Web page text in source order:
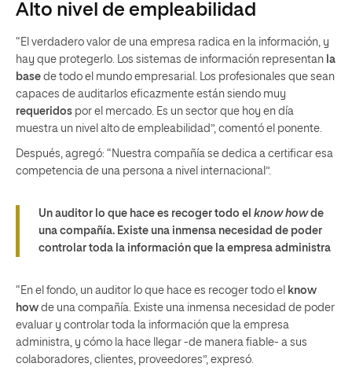
Alto nivel de empleabilidad
“El verdadero valor de una empresa radica en la información, y
hay que protegerlo. Los sistemas de información representan la
base de todo el mundo empresarial. Los profesionales que sean
capaces de auditarlos eficazmente están siendo muy
requeridos por el mercado. Es un sector que hoy en día
muestra un nivel alto de empleabilidad”, comentó el ponente.
Después, agregó: “Nuestra compañía se dedica a certificar esa
competencia de una persona a nivel internacional”.
Un auditor lo que hace es recoger todo el know howde
una compañía. Existe una inmensa necesidad de poder
controlar toda la información que la empresa administra
“En el fondo, un auditor lo que hace es recoger todo el know
how de una compañía. Existe una inmensa necesidad de poder
evaluar y controlar toda la información que la empresa
administra, y cómo la hace llegar -de manera fiable- a sus
colaboradores, clientes, proveedores”, expresó.